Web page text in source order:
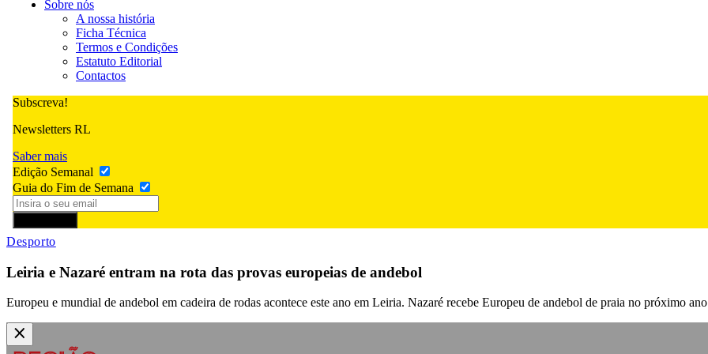
Sobre nós
A nossa história
Ficha Técnica
Termos e Condições
Estatuto Editorial
Contactos
Subscreva!
Newsletters RL
Saber mais
Edição Semanal
Guia do Fim de Semana
Desporto
Leiria e Nazaré entram na rota das provas europeias de andebol
Europeu e mundial de andebol em cadeira de rodas acontece este ano em Leiria. Nazaré recebe Europeu de andebol de praia no próximo